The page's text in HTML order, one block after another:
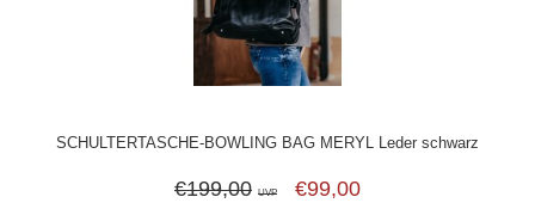
SCHULTERTASCHE-BOWLING BAG MERYL Leder schwarz
€199,00 UVP €99,00